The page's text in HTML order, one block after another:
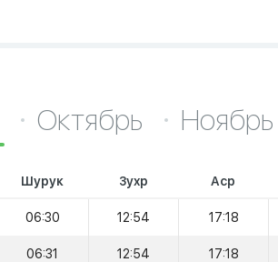
Октябрь Ноябрь
Шурук Зухр Аср
06:30 12:54 17:18
06:31 12:54 17:18